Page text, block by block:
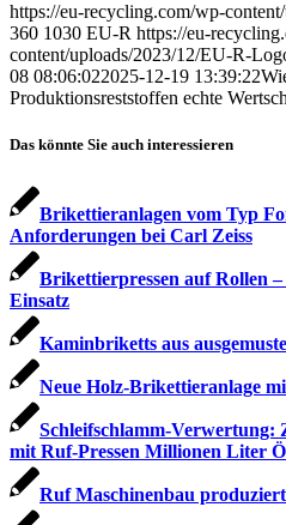
https://eu-recycling.com/wp-
360 1030 EU-R https://eu-
content/uploads/2023/12/EU-R-
08 08:06:022025-12-19 13:39:22
Produktionsreststoffen echte
Das könnte Sie auch interessieren
Brikettieranlagen vom Typ
Anforderungen bei Carl Zeiss
Brikettierpressen auf Rollen
Einsatz
Kaminbriketts aus
Neue Holz-Brikettieranlage
Schleifschlamm-Verwertung:
mit Ruf-Pressen Millionen Liter
Ruf Maschinenbau